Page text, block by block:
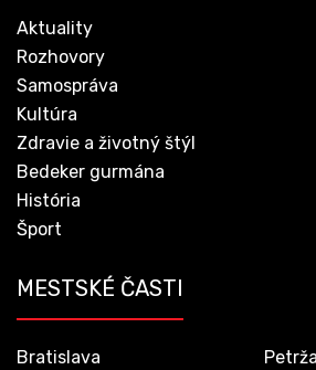
Aktuality
Rozhovory
Samospráva
Kultúra
Zdravie a životný štýl
Bedeker gurmána
História
Šport
MESTSKÉ ČASTI
Bratislava